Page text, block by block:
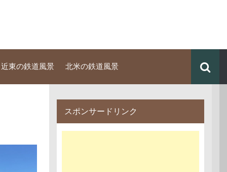
東の鉄道風景 北米の鉄道風景
スポンサードリンク